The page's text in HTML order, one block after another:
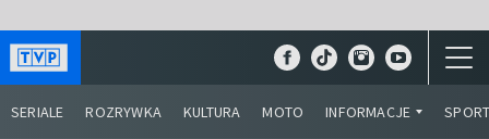
SERIALE ROZRYWKA KULTURA MOTO INFORMACJE